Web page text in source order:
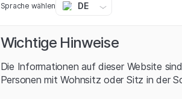
Sprache wählen DE
Wichtige Hinweise
Die Informationen auf dieser Website
Personen mit Wohnsitz oder Sitz in der